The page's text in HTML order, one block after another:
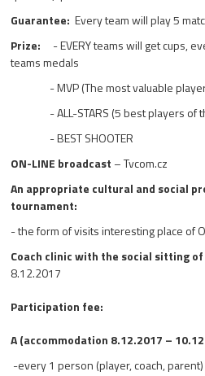
Guarantee: Every team will play 5
Prize: - EVERY teams will get cups,
teams medals
- MVP (The most valuable
- ALL-STARS (5 best players of
- BEST SHOOTER
ON-LINE broadcast – Tvcom.cz
An appropriate cultural and social
tournament:
- the form of visits interesting place of
Coach clinic with the social sitting
8.12.2017
Participation fee:
A (accommodation 8.12.2017 –
-every 1 person (player, coach, parent)